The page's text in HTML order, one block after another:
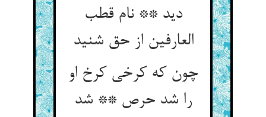
دید ** نام قطب
العارفین از حق شنید
چون که کرخی کرخ او
را شد حرص ** شد